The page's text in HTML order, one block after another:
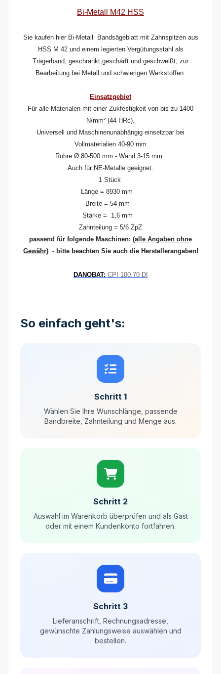
Bi-Metall M42 HSS
Sie kaufen hier Bi-Metall Bandsägeblatt mit Zahnspitzen aus
HSS M 42 und einem legierten Vergütungsstahl als
Trägerband, geschränkt,geschärft und geschweißt, zur
Bearbeitung bei Metall und schwierigen Werkstoffen.
Einsatzgebiet
Für alle Materialen mit einer Zukfestigkeit von bis zu 1400
N/mm² (44 HRc).
Universell und Maschinenunabhängig einsetzbar bei
Vollmaterialien 40-90 mm
Rohre Ø 80-500 mm - Wand 3-15 mm .
Auch für NE-Metalle geeignet.
1 Stück
Länge = 8930 mm
Breite = 54 mm
Stärke = 1,6 mm
Zahnteilung = 5/6 ZpZ
passend für folgende Maschinen: (alle Angaben ohne
Gewähr) - bitte beachten Sie auch die Herstellerangaben!
DANOBAT: CPI 100.70 DI
So einfach geht's:
Schritt 1
Wählen Sie Ihre Wunschlänge, passende
Bandbreite, Zahnteilung und Menge aus.
Schritt 2
Auswahl im Warenkorb überprüfen und als Gast
oder mit einem Kundenkonto fortfahren.
Schritt 3
Lieferanschrift, Rechnungsadresse,
gewünschte Zahlungsweise auswählen und
bestellen.